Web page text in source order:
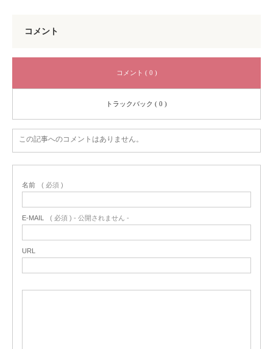
コメント
コメント ( 0 )
トラックバック ( 0 )
この記事へのコメントはありません。
名前 ( 必須 )
E-MAIL ( 必須 ) - 公開されません -
URL